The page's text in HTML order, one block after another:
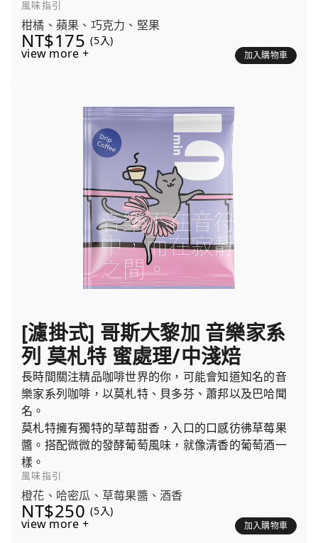
風味指引
柑橘、蘋果、巧克力、堅果
NT$175 (5入)
view more + 加入購物車
[濾掛式] 哥斯大黎加 音樂家系
列 莫札特 蜜處理/中淺焙
長時間關注精品咖啡世界的你，可能會知道知名的音
樂家系列咖啡，以莫札特、貝多芬、蕭邦以及巴哈聞
名。
莫札特擁有獨特的草莓甜香，入口的口感彷彿草莓果
醬。搭配微微的發酵葡萄風味，就像清香的葡萄酒一
樣。
風味指引
橙花、哈密瓜、草莓果醬、酒香
NT$250 (5入)
view more + 加入購物車